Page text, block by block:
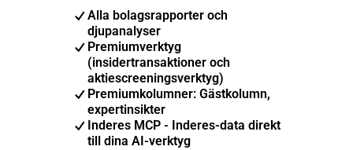
Alla bolagsrapporter och
djupanalyser
Premiumverktyg
(insidertransaktioner och
aktiescreeningsverktyg)
Premiumkolumner: Gästkolumn,
expertinsikter
Inderes MCP - Inderes-data direkt
till dina AI-verktyg